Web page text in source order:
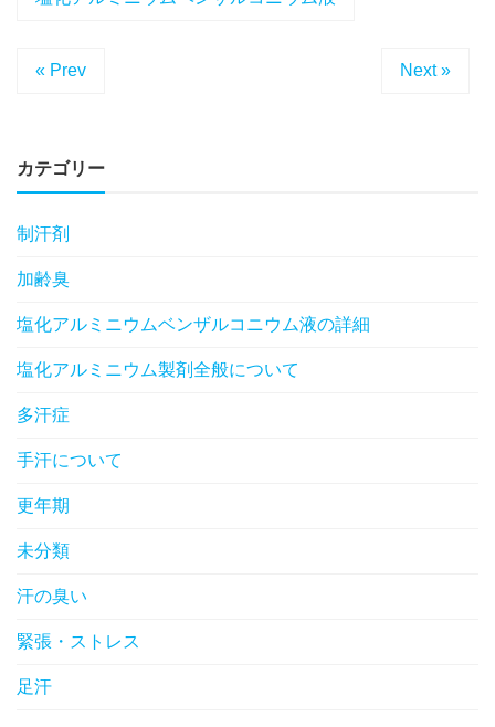
« Prev Next »
カテゴリー
制汗剤
加齢臭
塩化アルミニウムベンザルコニウム液の詳細
塩化アルミニウム製剤全般について
多汗症
手汗について
更年期
未分類
汗の臭い
緊張・ストレス
足汗